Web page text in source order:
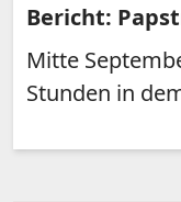
Bericht:
Mitte
Stunden in